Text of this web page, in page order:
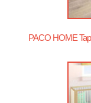
PACO HOME